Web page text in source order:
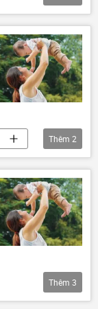
Thêm 2
Thêm 3